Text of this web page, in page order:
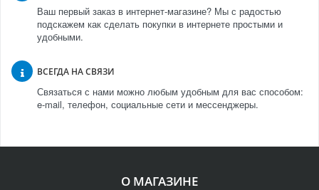
Ваш первый заказ в интернет-магазине? Мы с радостью
подскажем как сделать покупки в интернете простыми и
удобными.
ВСЕГДА НА СВЯЗИ
Связаться с нами можно любым удобным для вас способом:
e-mail, телефон, социальные сети и мессенджеры.
О МАГАЗИНЕ